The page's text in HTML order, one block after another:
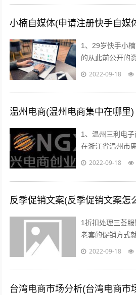
小楠自媒体(申请注册快手自媒
1、29岁快手小
的从此前公开的
于1993年的美女
2022-09-18
温州电商(温州电商集中在哪里)
1、温州三利电
在浙江省温州市
公司自然人投资
2022-09-18
反季促销文案(反季促销文案怎
1折扣处理三荟
老套的促销方式
最愿意接受的方
2022-09-18
台湾电商市场分析(台湾电商市